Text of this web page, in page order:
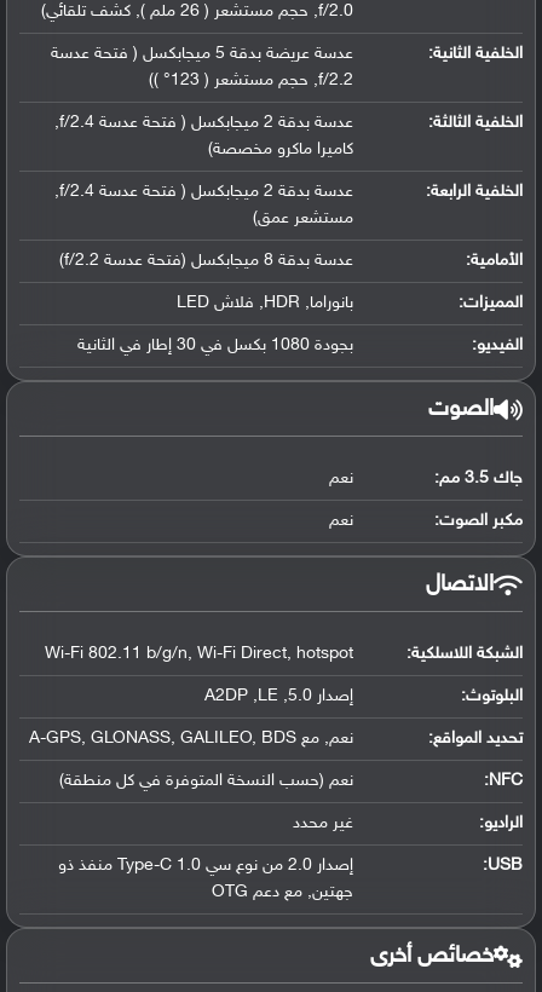
f/2.0, حجم مستشعر ( 26 ملم ), كشف تلقائي)
الخلفية الثانية:
عدسة عريضة بدقة 5 ميجابكسل ( فتحة عدسة
f/2.2, حجم مستشعر ( 123° ))
الخلفية الثالثة:
عدسة بدقة 2 ميجابكسل ( فتحة عدسة f/2.4,
كاميرا ماكرو مخصصة)
الخلفية الرابعة:
عدسة بدقة 2 ميجابكسل ( فتحة عدسة f/2.4,
مستشعر عمق)
الأمامية: عدسة بدقة 8 ميجابكسل (فتحة عدسة f/2.2)
المميزات: بانوراما, HDR, فلاش LED
الفيديو: بجودة 1080 بكسل في 30 إطار في الثانية
الصوت
جاك 3.5 مم: نعم
مكبر الصوت: نعم
الاتصال
الشبكة اللاسلكية: Wi-Fi 802.11 b/g/n, Wi-Fi Direct, hotspot
البلوتوث: إصدار 5.0, A2DP ,LE
تحديد المواقع: نعم, مع A-GPS, GLONASS, GALILEO, BDS
NFC
: نعم (حسب النسخة المتوفرة في كل منطقة)
الراديو: غير محدد
USB
:
إصدار 2.0 من نوع سي Type-C 1.0 منفذ ذو
جهتين, مع دعم OTG
خصائص أخرى